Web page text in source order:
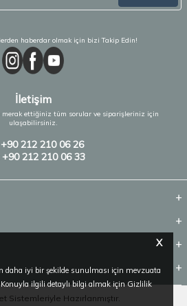
X
iyi bir şekilde sunulması için mevzuata
ilgili detaylı bilgi almak için Gizlilik
haberdar olmak için bizi Takip Edin!
İletişim
merak ettiğiniz tüm sorular ve siparişleriniz için
ulaşabilirsiniz.
212 210 06 26
+90 212 210 06 33
Sistemleriyle Hazırlanmıştır.